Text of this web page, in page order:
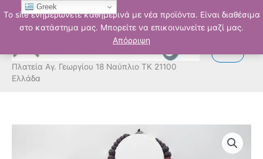
Το site ενημερώνετε καθημερινά με νέα προϊόντα. Είναι διαθέσιμα
στο κατάστημα μας. Μπορείτε να επικοινωνείτε μαζί μας.
Απόρριψη
Μετάβαση
στο
περιεχόμενο
Πλατεία Αγ. Γεωργίου 18 Ναύπλιο ΤΚ 21100
Ελλάδα
Greek